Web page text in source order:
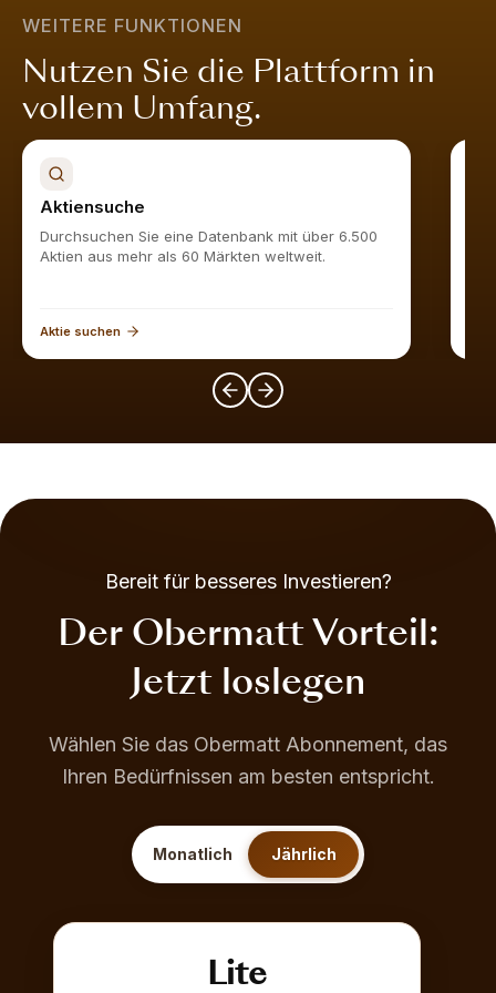
stabil und wird vom Markt geschätzt.
WEITERE FUNKTIONEN
Nutzen Sie die Plattform in
vollem Umfang.
Aktiensuche
Durchsuchen Sie eine Datenbank mit über 6.500
Aktien aus mehr als 60 Märkten weltweit.
Aktie suchen
Bereit für besseres Investieren?
Der Obermatt Vorteil:
Jetzt loslegen
Wählen Sie das Obermatt Abonnement, das
Ihren Bedürfnissen am besten entspricht.
Monatlich Jährlich
Lite